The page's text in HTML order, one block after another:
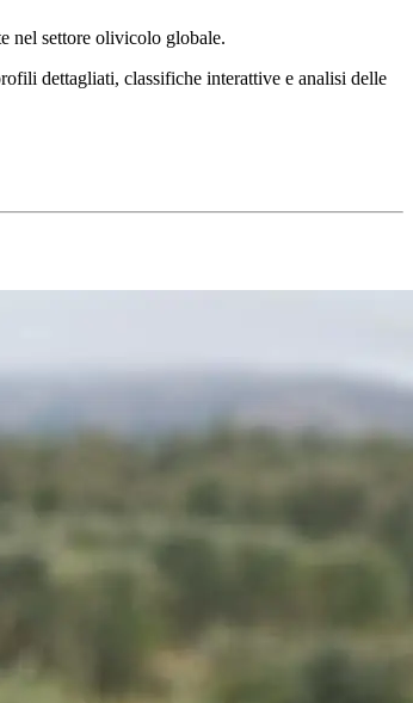
nel set­tore oliv­icolo globa­le.
dettagliati, classifiche interattive e analisi delle